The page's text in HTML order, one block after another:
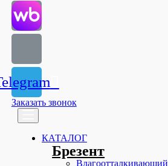
Заказать звонок
КАТАЛОГ
Брезент
Влагоотталкивающий